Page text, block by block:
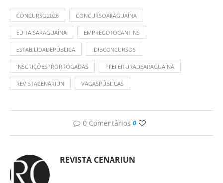
CONCURSO2026 CONCURSOARAGUAÍNA
EDITAISARAGUAÍNA EMPREGOTOCANTINS
ESTABILIDADEPÚBLICA IDIBCONCURSOS
INSCRIÇÕESPRORROGADAS PREFEITURADEARAGUAÍNA
REVISTACENARIUN VAGASPÚBLICAS
0 Comentários 0
REVISTA CENARIUN